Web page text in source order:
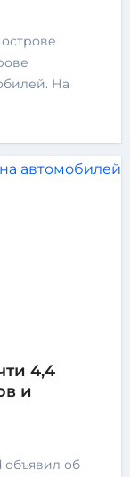
На
4,4
и